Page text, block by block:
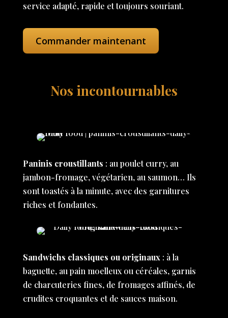
service adapté, rapide et toujours souriant.
Commander maintenant
Nos incontournables
Paninis croustillants : au poulet curry, au
jambon-fromage, végétarien, au saumon… Ils
sont toastés à la minute, avec des garnitures
riches et fondantes.
Sandwichs classiques ou originaux: à la
baguette, au pain moelleux ou céréales, garnis
de charcuteries fines, de fromages affinés, de
crudites croquantes et de sauces maison.